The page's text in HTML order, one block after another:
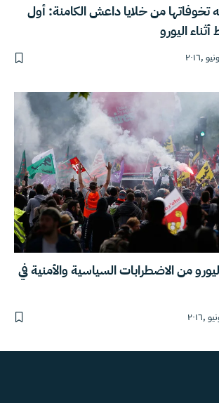
تخوفاتها من خلايا داعش الكامنة: أول
اليورو
من الاضطرابات السياسية والأمنية في